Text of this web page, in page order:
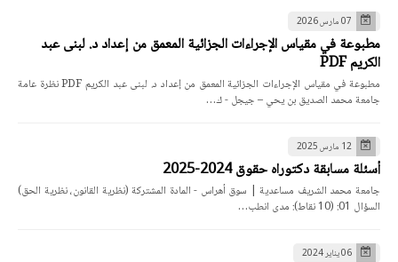
07 مارس 2026
مطبوعة في مقياس الإجراءات الجزائية المعمق من إعداد د. لبنى عبد
الكريم PDF
مطبوعة في مقياس الإجراءات الجزائية المعمق من إعداد د. لبنى عبد الكريم PDF نظرة عامة
جامعة محمد الصديق بن يحي – جيجل - ك…
12 مارس 2025
أسئلة مسابقة دكتوراه حقوق 2024-2025
جامعة محمد الشريف مساعدية | سوق أهراس - المادة المشتركة (نظرية القانون، نظرية الحق)
السؤال 01: (10 نقاط): مدى انطب…
06 يناير 2024